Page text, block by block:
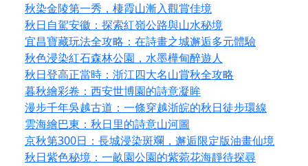
秋染金陵第一秀，棲霞山漸入觀賞佳境
秋日自駕安徽：探索紅嶺公路與山水秘境
宜昌寶藏玩法全攻略：在詩畫之城邂逅多元體驗
秋色浸染紅石森林公園，水墨樺甸醉遊人
秋日登高正當時：浙江四大名山賞秋全攻略
暮秋繪彩卷：西安世博園的詩意凝眸
漫步千年吳越古道：一條穿越浙皖的秋日徒步環線
雲海繪巴東：秋日里的詩意山河圖
京秋第300日：長城浸染斑斕，邂逅限定版油畫仙境
秋日紫色秘境：一畝園公園的紫菀花海靜待探尋